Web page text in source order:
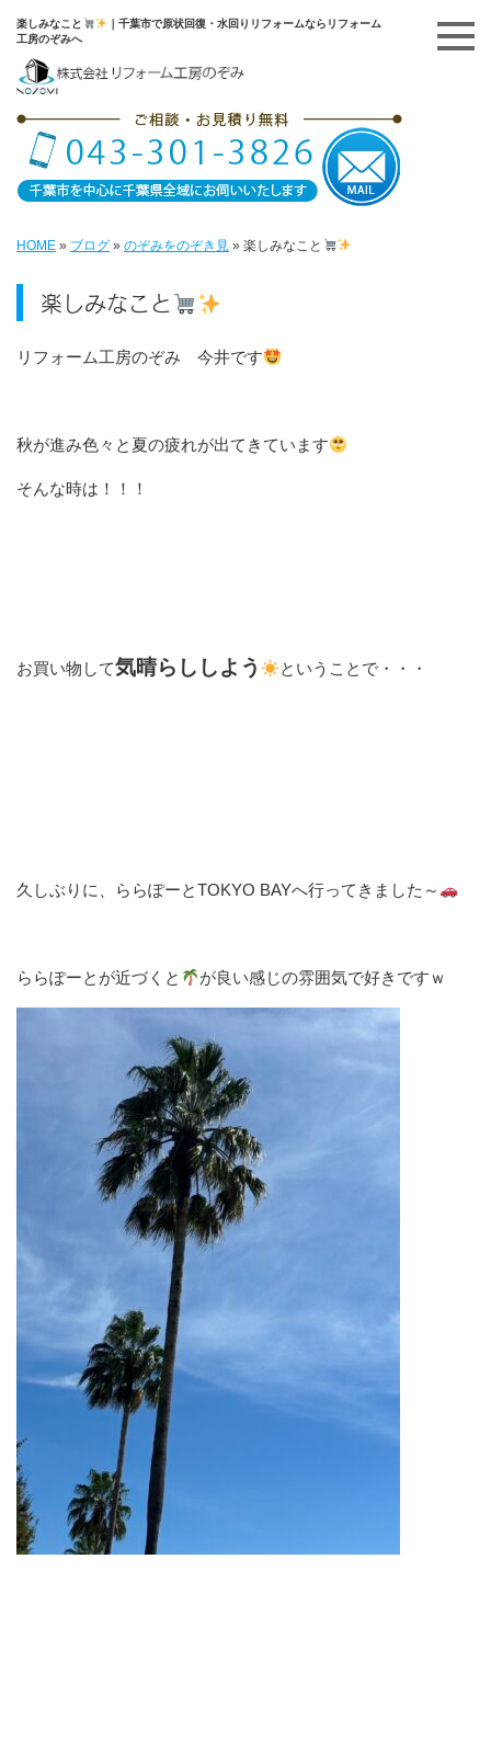
楽しみなこと
｜千葉市で原状回復・水回りリフォームならリフォーム
工房のぞみへ
HOME » ブログ » のぞみをのぞき見 » 楽しみなこと
楽しみなこと
リフォーム工房のぞみ 今井です
秋が進み色々と夏の疲れが出てきています
そんな時は！！！
お買い物して気晴らししよう ということで・・・
久しぶりに、ららぽーとTOKYO BAYへ行ってきました～
ららぽーとが近づくと が良い感じの雰囲気で好きですｗ